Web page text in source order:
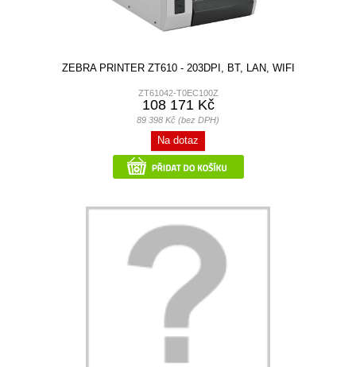
ZEBRA PRINTER ZT610 - 203DPI, BT, LAN, WIFI
ZT61042-T0EC100Z
108 171 Kč
89 398 Kč (bez DPH)
Na dotaz